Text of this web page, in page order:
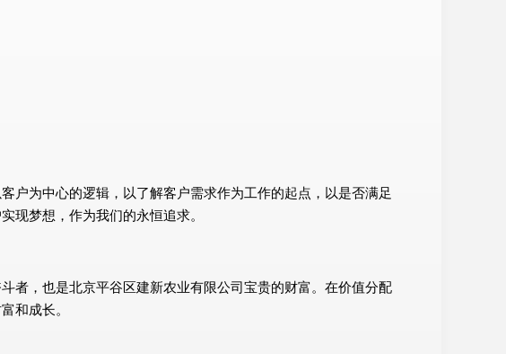
户为中心的逻辑，以了解客户需求作为工作的起点，以是否满足
现梦想，作为我们的永恒追求。
者，也是北京平谷区建新农业有限公司宝贵的财富。在价值分配
和成长。